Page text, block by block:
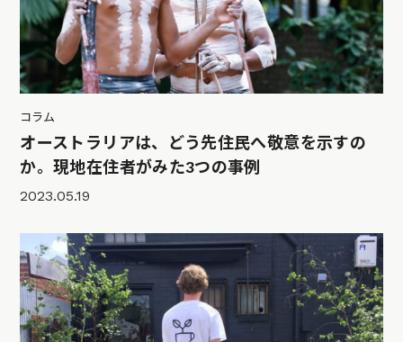
コラム
オーストラリアは、どう先住民へ敬意を示すの
か。現地在住者がみた3つの事例
2023.05.19